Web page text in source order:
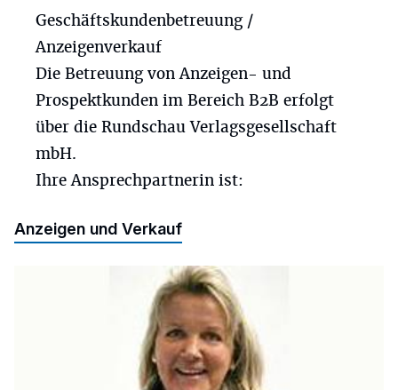
Geschäftskundenbetreuung /
Anzeigenverkauf
Die Betreuung von Anzeigen- und
Prospektkunden im Bereich B2B erfolgt
über die Rundschau Verlagsgesellschaft
mbH.
Ihre Ansprechpartnerin ist:
Anzeigen und Verkauf